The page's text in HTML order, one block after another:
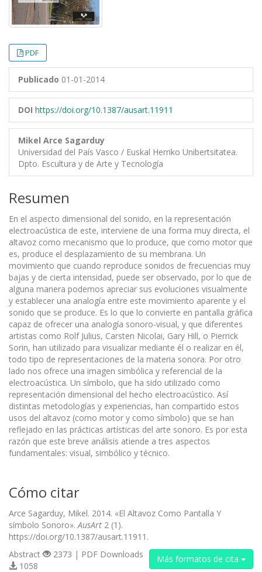
PDF
Publicado 01-01-2014
DOI https://doi.org/10.1387/ausart.11911
Mikel Arce Sagarduy
Universidad del País Vasco / Euskal Herriko Unibertsitatea.
Dpto. Escultura y de Arte y Tecnología
Resumen
En el aspecto dimensional del sonido, en la representación
electroacústica de este, interviene de una forma muy directa, el
altavoz como mecanismo que lo produce, que como motor que
es, produce el desplazamiento de su membrana. Un
movimiento que cuando reproduce sonidos de frecuencias muy
bajas y de cierta intensidad, puede ser observado, por lo que de
alguna manera podemos apreciar sus evolucio­nes visualmente
y establecer una analogía entre este movimiento aparente y el
sonido que se produce. Es lo que lo convierte en pantalla gráfica
capaz de ofrecer una analogía sonoro-visual, y que diferentes
artistas como Rolf Julius, Carsten Nicolai, Gary Hill, o Pierrick
Sorin, han utilizado para visualizar mediante él o realizar en él,
todo tipo de representaciones de la materia sonora. Por otro
lado nos ofrece una imagen simbólica y referencial de la
electroacústica. Un símbolo, que ha sido utilizado como
representación dimensional del hecho electroacústico. Así
distintas metodologías y experiencias, han compartido estos
usos del altavoz (como motor y como símbolo) que se han
reflejado en las prácticas artísticas del arte sonoro. Es por esta
razón que este breve análisis atiende a tres aspectos
fundamentales: visual, simbólico y técnico.
Cómo citar
Arce Sagarduy, Mikel. 2014. «El Altavoz Como Pantalla Y
símbolo Sonoro». AusArt 2 (1).
https://doi.org/10.1387/ausart.11911.
Más formatos de cita
Abstract
2373 | PDF Downloads
1058